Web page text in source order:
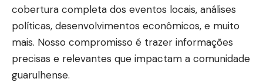
cobertura completa dos eventos locais, análises
políticas, desenvolvimentos econômicos, e muito
mais. Nosso compromisso é trazer informações
precisas e relevantes que impactam a comunidade
guarulhense.